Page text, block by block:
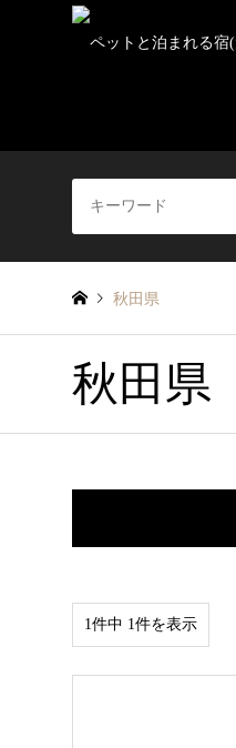
秋田県
秋田県
1件中 1件を表示